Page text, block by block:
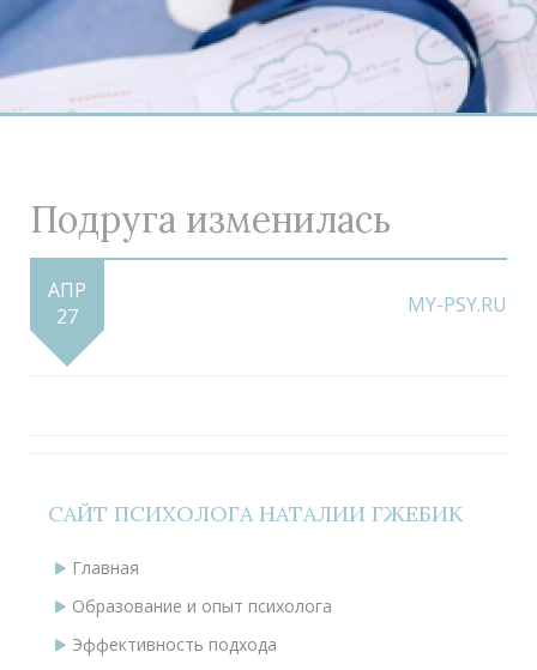
Подруга изменилась
АПР
27
MY-PSY.RU
САЙТ ПСИХОЛОГА НАТАЛИИ ГЖЕБИК
Главная
Образование и опыт психолога
Эффективность подхода